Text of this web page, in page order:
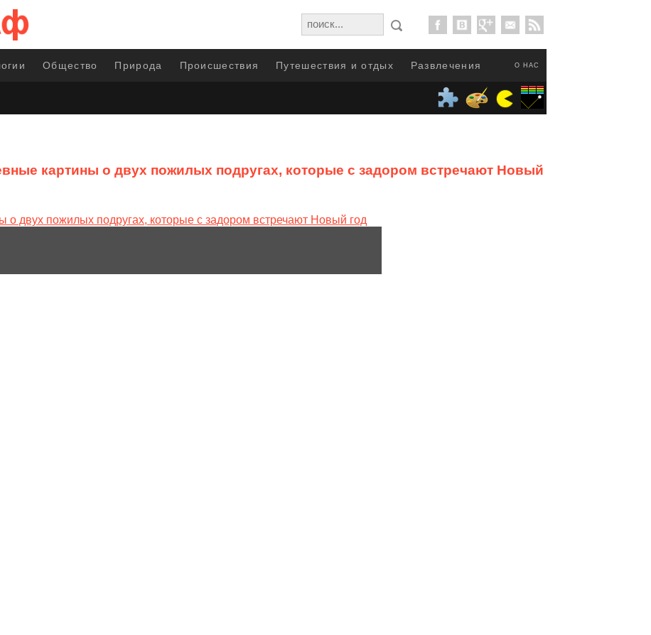
О НАС
Общество Природа Происшествия Путешествия и отдых Развлечения
картины о двух пожилых подругах, которые с задором встречают Новый год